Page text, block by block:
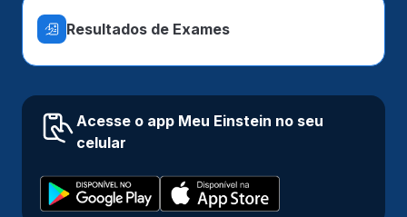
Resultados de Exames
Acesse o app Meu Einstein no seu
celular